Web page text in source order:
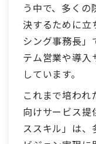
う中で、多く
決するために立
シング事務長」
テム営業や導入
しています。
これまで培わ
向けサービス提
ススキル」は、